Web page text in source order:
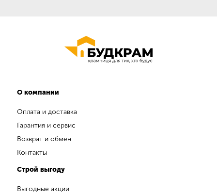
О компании
Оплата и доставка
Гарантия и сервис
Возврат и обмен
Контакты
Строй выгоду
Выгодные акции